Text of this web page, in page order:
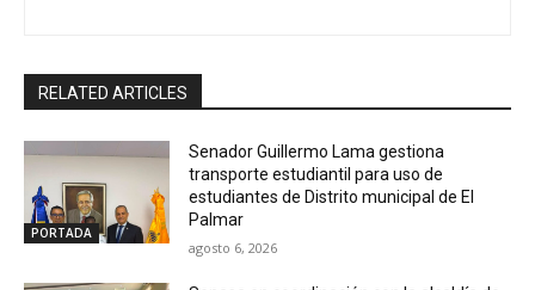
RELATED ARTICLES
PORTADA
Senador Guillermo Lama gestiona
transporte estudiantil para uso de
estudiantes de Distrito municipal de El
Palmar
agosto 6, 2026